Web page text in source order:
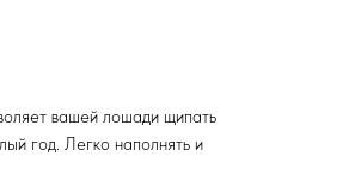
вашей лошади щипать
год. Легко наполнять и